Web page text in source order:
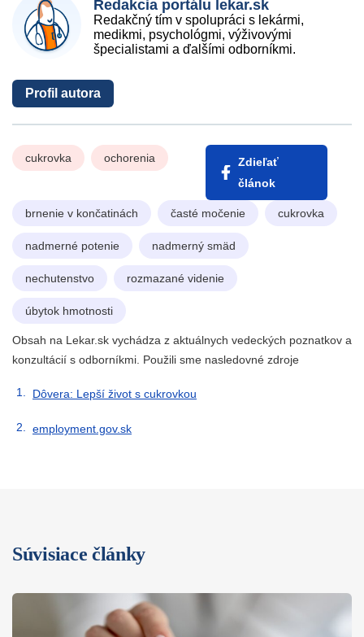
Redakcia portálu lekar.sk
Redakčný tím v spolupráci s lekármi,
medikmi, psychológmi, výživovými
špecialistami a ďalšími odborníkmi.
Profil autora
cukrovka ochorenia
Zdieľať
článok
brnenie v končatinách časté močenie cukrovka
nadmerné potenie nadmerný smäd
nechutenstvo rozmazané videnie
úbytok hmotnosti
Obsah na Lekar.sk vychádza z aktuálnych vedeckých poznatkov a
konzultácií s odborníkmi. Použili sme nasledovné zdroje
Dôvera: Lepší život s cukrovkou
employment.gov.sk
Súvisiace články